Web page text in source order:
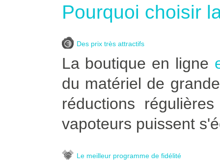
Pourquoi choisir
Des prix très attractifs
La boutique en ligne
du matériel de
réductions
vapoteurs puissent
Le meilleur programme de fidélité